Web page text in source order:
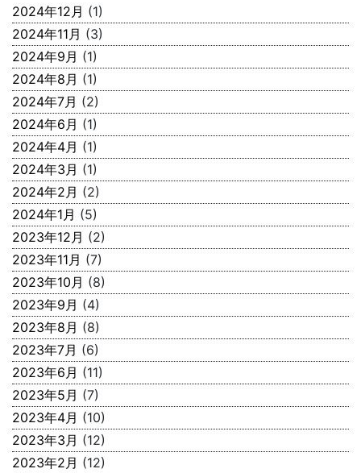
2024年12月 (1)
2024年11月 (3)
2024年9月 (1)
2024年8月 (1)
2024年7月 (2)
2024年6月 (1)
2024年4月 (1)
2024年3月 (1)
2024年2月 (2)
2024年1月 (5)
2023年12月 (2)
2023年11月 (7)
2023年10月 (8)
2023年9月 (4)
2023年8月 (8)
2023年7月 (6)
2023年6月 (11)
2023年5月 (7)
2023年4月 (10)
2023年3月 (12)
2023年2月 (12)